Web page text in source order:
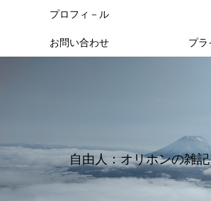
自由人：オリホンの雑
プロフィ－ル
お問い合わせ プラ